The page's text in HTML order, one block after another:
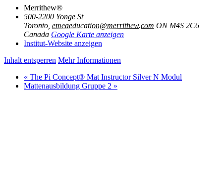
Merrithew®
500-2200 Yonge St
Toronto, emeaeducation@merrithew.com ON M4S 2C6
Canada Google Karte anzeigen
Institut-Website anzeigen
Inhalt entsperren Mehr Informationen
« The Pi Concept® Mat Instructor Silver N Modul
Mattenausbildung Gruppe 2 »